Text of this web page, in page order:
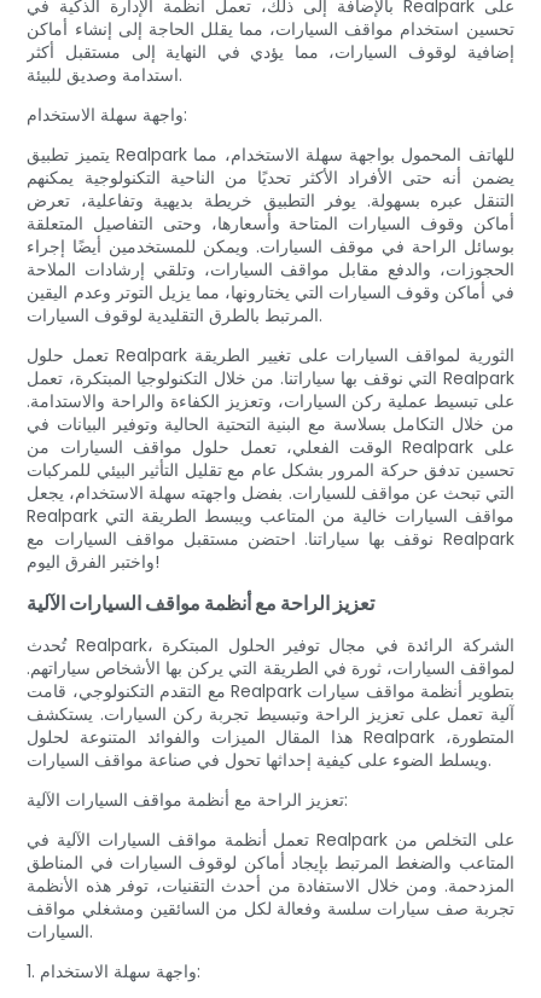
بالإضافة إلى ذلك، تعمل أنظمة الإدارة الذكية في Realpark على
تحسين استخدام مواقف السيارات، مما يقلل الحاجة إلى إنشاء أماكن
إضافية لوقوف السيارات، مما يؤدي في النهاية إلى مستقبل أكثر
استدامة وصديق للبيئة.
واجهة سهلة الاستخدام:
يتميز تطبيق Realpark للهاتف المحمول بواجهة سهلة الاستخدام، مما
يضمن أنه حتى الأفراد الأكثر تحديًا من الناحية التكنولوجية يمكنهم
التنقل عبره بسهولة. يوفر التطبيق خريطة بديهية وتفاعلية، تعرض
أماكن وقوف السيارات المتاحة وأسعارها، وحتى التفاصيل المتعلقة
بوسائل الراحة في موقف السيارات. ويمكن للمستخدمين أيضًا إجراء
الحجوزات، والدفع مقابل مواقف السيارات، وتلقي إرشادات الملاحة
في أماكن وقوف السيارات التي يختارونها، مما يزيل التوتر وعدم اليقين
المرتبط بالطرق التقليدية لوقوف السيارات.
تعمل حلول Realpark الثورية لمواقف السيارات على تغيير الطريقة
التي نوقف بها سياراتنا. من خلال التكنولوجيا المبتكرة، تعمل Realpark
على تبسيط عملية ركن السيارات، وتعزيز الكفاءة والراحة والاستدامة.
من خلال التكامل بسلاسة مع البنية التحتية الحالية وتوفير البيانات في
الوقت الفعلي، تعمل حلول مواقف السيارات من Realpark على
تحسين تدفق حركة المرور بشكل عام مع تقليل التأثير البيئي للمركبات
التي تبحث عن مواقف للسيارات. بفضل واجهته سهلة الاستخدام، يجعل
Realpark مواقف السيارات خالية من المتاعب ويبسط الطريقة التي
نوقف بها سياراتنا. احتضن مستقبل مواقف السيارات مع Realpark
واختبر الفرق اليوم!
تعزيز الراحة مع أنظمة مواقف السيارات الآلية
تُحدث Realpark، الشركة الرائدة في مجال توفير الحلول المبتكرة
لمواقف السيارات، ثورة في الطريقة التي يركن بها الأشخاص سياراتهم.
مع التقدم التكنولوجي، قامت Realpark بتطوير أنظمة مواقف سيارات
آلية تعمل على تعزيز الراحة وتبسيط تجربة ركن السيارات. يستكشف
هذا المقال الميزات والفوائد المتنوعة لحلول Realpark المتطورة،
ويسلط الضوء على كيفية إحداثها تحول في صناعة مواقف السيارات.
تعزيز الراحة مع أنظمة مواقف السيارات الآلية:
تعمل أنظمة مواقف السيارات الآلية في Realpark على التخلص من
المتاعب والضغط المرتبط بإيجاد أماكن لوقوف السيارات في المناطق
المزدحمة. ومن خلال الاستفادة من أحدث التقنيات، توفر هذه الأنظمة
تجربة صف سيارات سلسة وفعالة لكل من السائقين ومشغلي مواقف
السيارات.
1. واجهة سهلة الاستخدام: